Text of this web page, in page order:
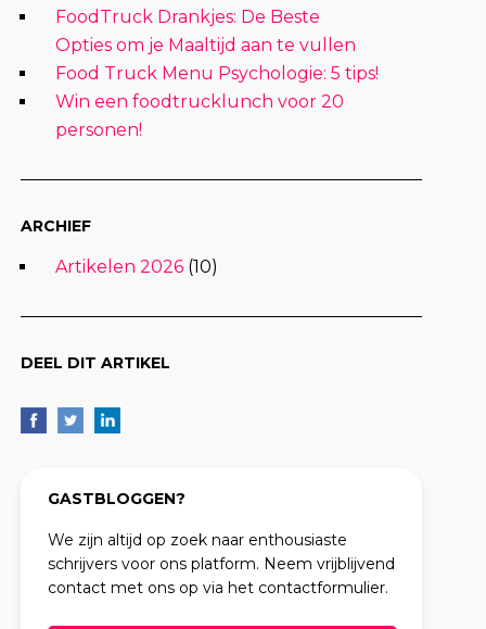
FoodTruck Drankjes: De Beste
Opties om je Maaltijd aan te vullen
Food Truck Menu Psychologie: 5 tips!
Win een foodtrucklunch voor 20
personen!
ARCHIEF
Artikelen 2026(10)
DEEL DIT ARTIKEL
GASTBLOGGEN?
We zijn altijd op zoek naar enthousiaste
schrijvers voor ons platform. Neem vrijblijvend
contact met ons op via het contactformulier.